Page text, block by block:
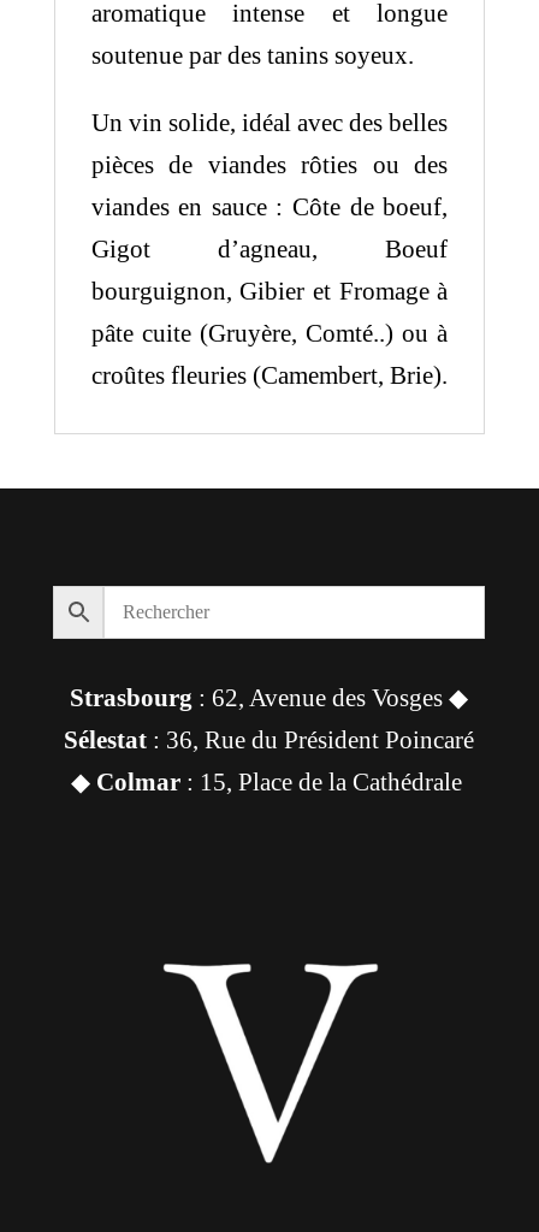
aromatique intense et longue
soutenue par des tanins soyeux.
Un vin solide, idéal avec des belles
pièces de viandes rôties ou des
viandes en sauce : Côte de boeuf,
Gigot d’agneau, Boeuf
bourguignon, Gibier et Fromage à
pâte cuite (Gruyère, Comté..) ou à
croûtes fleuries (Camembert, Brie).
Strasbourg : 62, Avenue des Vosges ◆
Sélestat : 36, Rue du Président Poincaré
◆ Colmar: 15, Place de la Cathédrale